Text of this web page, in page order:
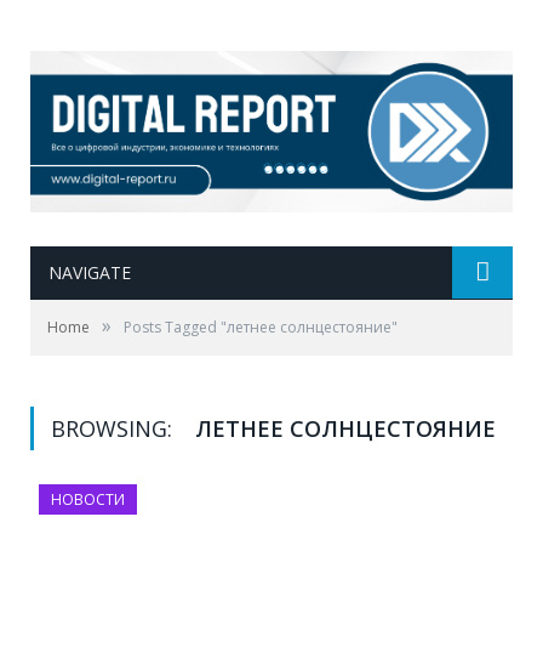
NAVIGATE
Home » Posts Tagged "летнее солнцестояние"
BROWSING: ЛЕТНЕЕ СОЛНЦЕСТОЯНИЕ
НОВОСТИ